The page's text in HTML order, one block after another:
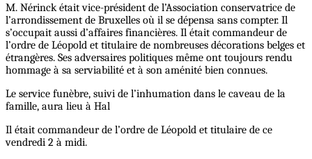
M. Nérinck était vice-président de l’Association conservatrice de
l’arrondissement de Bruxelles où il se dépensa sans compter. Il
s’occupait aussi d’affaires financières. Il était commandeur de
l’ordre de Léopold et titulaire de nombreuses décorations belges et
étrangères. Ses adversaires politiques même ont toujours rendu
hommage à sa serviabilité et à son aménité bien connues.
Le service funèbre, suivi de l’inhumation dans le caveau de la
famille, aura lieu à Hal
Il était commandeur de l’ordre de Léopold et titulaire de ce
vendredi 2 à midi.